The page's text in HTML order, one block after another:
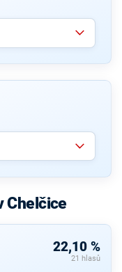
Chelčice
22,10 %
21 hlasů